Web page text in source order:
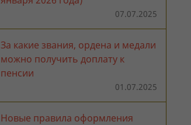
07.07.2025
За какие звания, ордена и медали
можно получить доплату к
пенсии
01.07.2025
Новые правила оформления